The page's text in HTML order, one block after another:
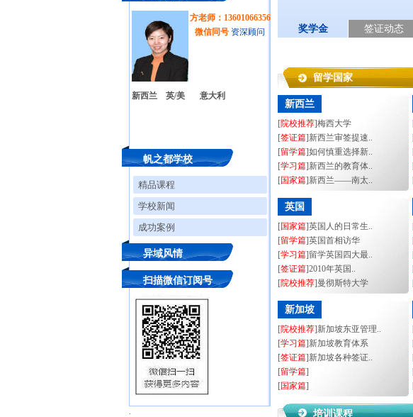
方老师：13601066356
微信同号 资深顾问
新西兰 英/美 意大利
帆之都学校
精品课程
学校新闻
成功案例
异域风情
扫描微信订阅号
.
奖学金 签证动态
留学国家
新西兰
[院校推荐]梅西大学
[签证篇]新西兰审签提速..
[留学篇]如何慎重选择新..
[学习篇]新西兰的教育体..
[国家篇]新西兰——南太..
英国
[国家篇]英国人的日常生..
[留学篇]英国首相访华
[学习篇]留学英国四大最..
[签证篇]2010年英国..
[院校推荐]曼彻斯特大学
新加坡
[院校推荐]新加坡东亚管理..
[学习篇]新加坡教育体系
[签证篇]新加坡各种签证..
[留学篇]
[国家篇]
培训课程